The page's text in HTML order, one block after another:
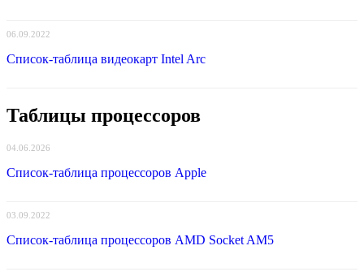
06.09.2022
Список-таблица видеокарт Intel Arc
Таблицы процессоров
04.06.2026
Список-таблица процессоров Apple
03.09.2022
Список-таблица процессоров AMD Socket AM5